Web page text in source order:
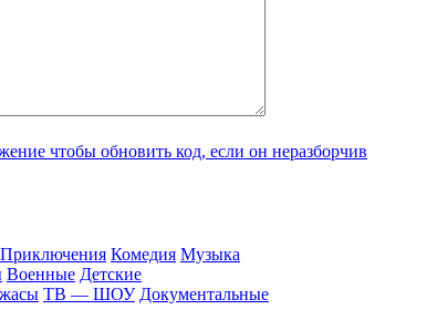
При­клю­че­ния Ко­ме­дия Му­зы­ка
Во­ен­ные Дет­ские
ТВ — ШОУ До­ку­мен­таль­ные